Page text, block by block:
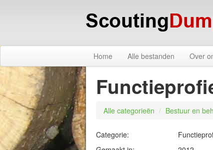
Home
Alle bestanden Over
Alle categorieën / Bestuur en
Categorie: